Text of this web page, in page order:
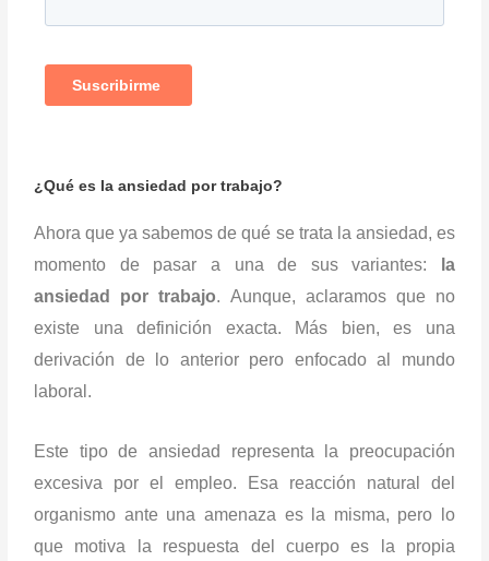
¿Qué es la ansiedad por trabajo?
Ahora que ya sabemos de qué se trata la ansiedad, es
momento de pasar a una de sus variantes:
la
ansiedad por trabajo. Aunque, aclaramos que no
existe una definición exacta. Más bien, es una
derivación de lo anterior pero enfocado al mundo
laboral.
Este tipo de ansiedad representa la preocupación
excesiva por el empleo. Esa reacción natural del
organismo ante una amenaza es la misma, pero lo
que motiva la respuesta del cuerpo es la propia